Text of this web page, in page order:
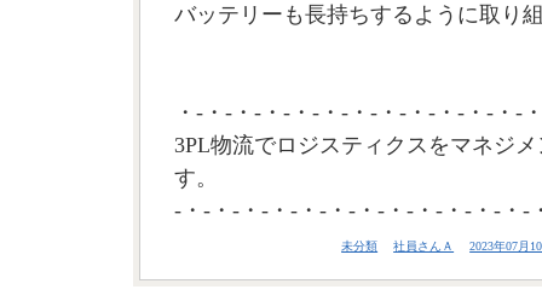
バッテリーも長持ちするように取り
・-・-・-・-・-・-・-・-・-・-・-・-
3PL物流でロジスティクスをマネジ
す。
-・-・-・-・-・-・-・-・-・-・-・-・-
未分類 社員さんＡ 2023年07月